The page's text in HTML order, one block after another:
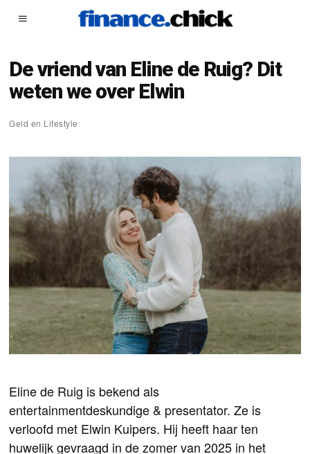
De vriend van Eline de Ruig? Dit
weten we over Elwin
Geld en Lifestyle
Eline de Ruig is bekend als
entertainmentdeskundige & presentator. Ze is
verloofd met Elwin Kuipers. Hij heeft haar ten
huwelijk gevraagd in de zomer van 2025 in het